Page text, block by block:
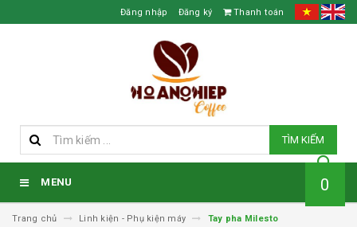
Đăng nhập Đăng ký Thanh toán
TÌM KIẾM
MENU 0
Trang chủ Linh kiện - Phụ kiện máy Tay pha Milesto